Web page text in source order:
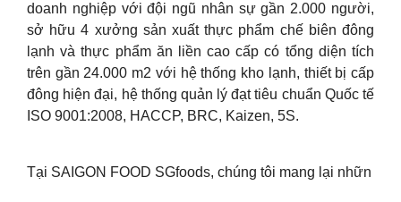
doanh nghiệp với đội ngũ nhân sự gần 2.000 người,
sở hữu 4 xưởng sản xuất thực phẩm chế biên đông
lạnh và thực phẩm ăn liền cao cấp có tổng diện tích
trên gần 24.000 m2 với hệ thống kho lạnh, thiết bị cấp
đông hiện đại, hệ thống quản lý đạt tiêu chuẩn Quốc tế
ISO 9001:2008, HACCP, BRC, Kaizen, 5S.
Tại SAIGON FOOD SGfoods, chúng tôi mang lại nhữn